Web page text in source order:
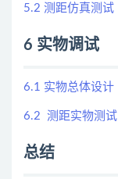
5.2 测距仿真测试
6 实物调试
6.1 实物总体设计
6.2 测距实物测试
总结